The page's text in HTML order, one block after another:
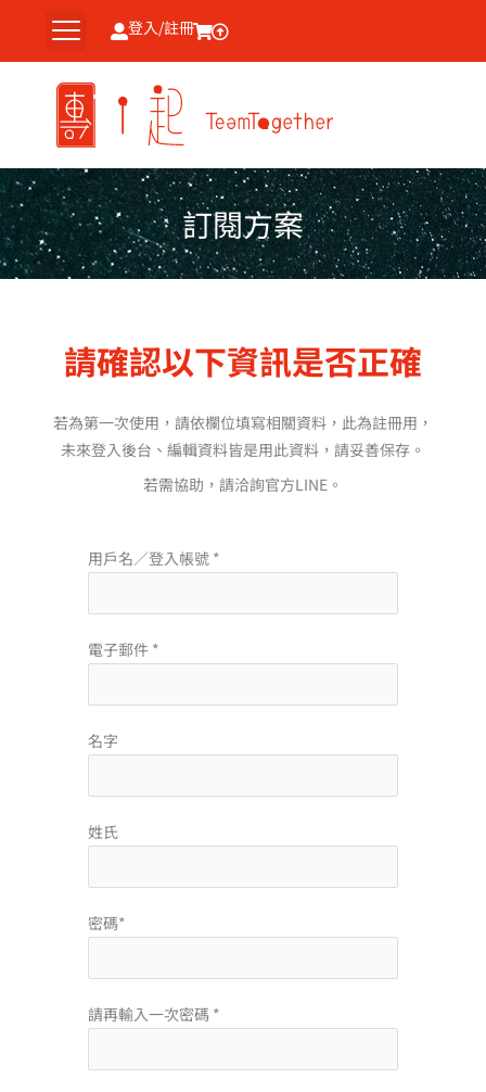
主
登入/註冊
訂閱方案
請確認以下資訊是否正確
若為第一次使用，請依欄位填寫相關資料，此為註冊用，
未來登入後台、編輯資料皆是用此資料，請妥善保存。
若需協助，請洽詢官方LINE。
用戶名／登入帳號 *
電子郵件 *
名字
姓氏
密碼*
請再輸入一次密碼 *